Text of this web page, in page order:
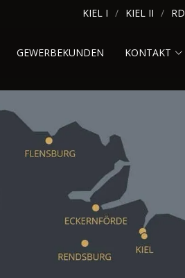
KIEL I KIEL II RD
GEWERBEKUNDEN KONTAKT